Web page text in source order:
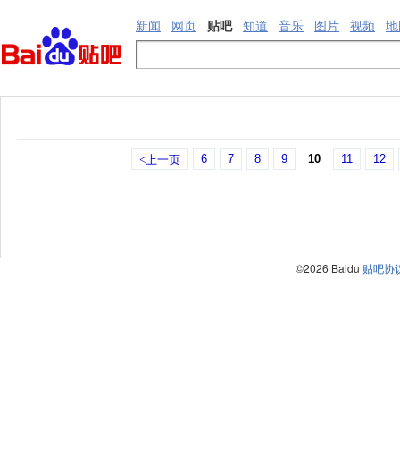
新闻 网页 贴吧 知道 音乐 图片 视频
<上一页 6 7 8 9 10 11 12
©2026 Baidu 贴吧协